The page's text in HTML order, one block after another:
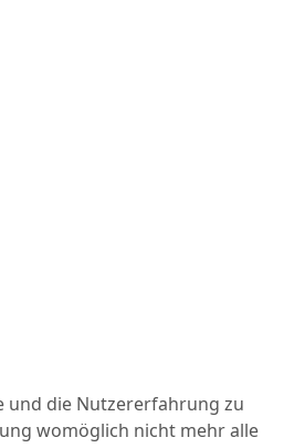
und die Nutzererfahrung zu
womöglich nicht mehr alle